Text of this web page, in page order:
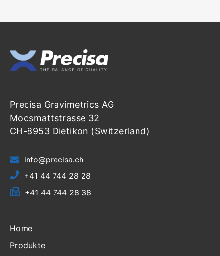
Precisa Gravimetrics AG
Moosmattstrasse 32
CH-8953 Dietikon (Switzerland)
info@precisa.ch
+41 44 744 28 28
+41 44 744 28 38
Home
Produkte